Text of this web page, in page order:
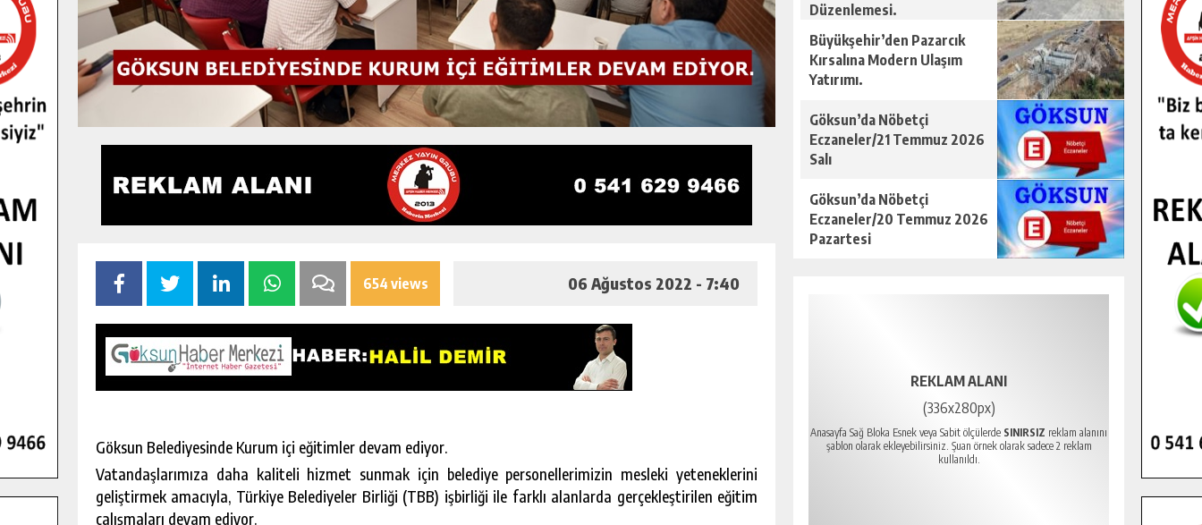
654 views 06 Ağustos 2022 - 7:40
Göksun Belediyesinde Kurum içi eğitimler devam ediyor.
Vatandaşlarımıza daha kaliteli hizmet sunmak için belediye personellerimizin mesleki yeteneklerini
geliştirmek amacıyla, Türkiye Belediyeler Birliği (TBB) işbirliği ile farklı alanlarda gerçekleştirilen eğitim
çalışmaları devam ediyor.
Düzenlemesi.
Büyükşehir’den Pazarcık
Kırsalına Modern Ulaşım
Yatırımı.
Göksun’da Nöbetçi
Eczaneler/21 Temmuz 2026
Salı
Göksun’da Nöbetçi
Eczaneler/20 Temmuz 2026
Pazartesi
REKLAM ALANI
(336x280px)
Anasayfa Sağ Bloka Esnek veya Sabit ölçülerde SINIRSIZ reklam alanını
şablon olarak ekleyebilirsiniz. Şuan örnek olarak sadece 2 reklam
kullanıldı.